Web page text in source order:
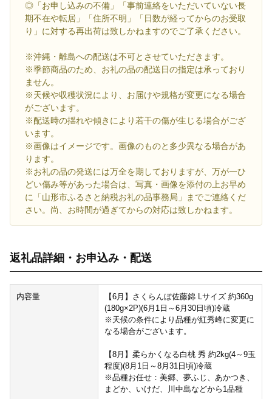
◎「お申し込みの不備」「事前連絡をいただいていない長
期不在や転居」「住所不明」「日数が経ってからのお受取
り」に対する再出荷は致しかねますのでご了承ください。
※沖縄・離島への配送は不可とさせていただきます。
※季節商品のため、お礼の品の配送日の指定は承っており
ません。
※天候や収穫状況により、お届けや規格が変更になる場合
がございます。
※配送時の揺れや傾きにより若干の傷が生じる場合がござ
います。
※画像はイメージです。画像のものと多少異なる場合があ
ります。
※お礼の品の発送には万全を期しておりますが、万が一ひ
どい傷み等があった場合は、写真・画像を添付の上お早め
に「山形市ふるさと納税お礼の品事務局」までご連絡くだ
さい。尚、お時間が過ぎてからの対応は致しかねます。
返礼品詳細・お申込み・配送
内容量
【6月】さくらんぼ佐藤錦 Lサイズ 約360g
(180g×2P)(6月1日～6月30日頃)冷蔵
※天候の条件により品種が紅秀峰に変更に
なる場合がございます。
【8月】柔らかくなる白桃 秀 約2kg(4～9玉
程度)(8月1日～8月31日頃)冷蔵
※品種お任せ：美郷、夢ふじ、あかつき、
まどか、いけだ、川中島などから1品種